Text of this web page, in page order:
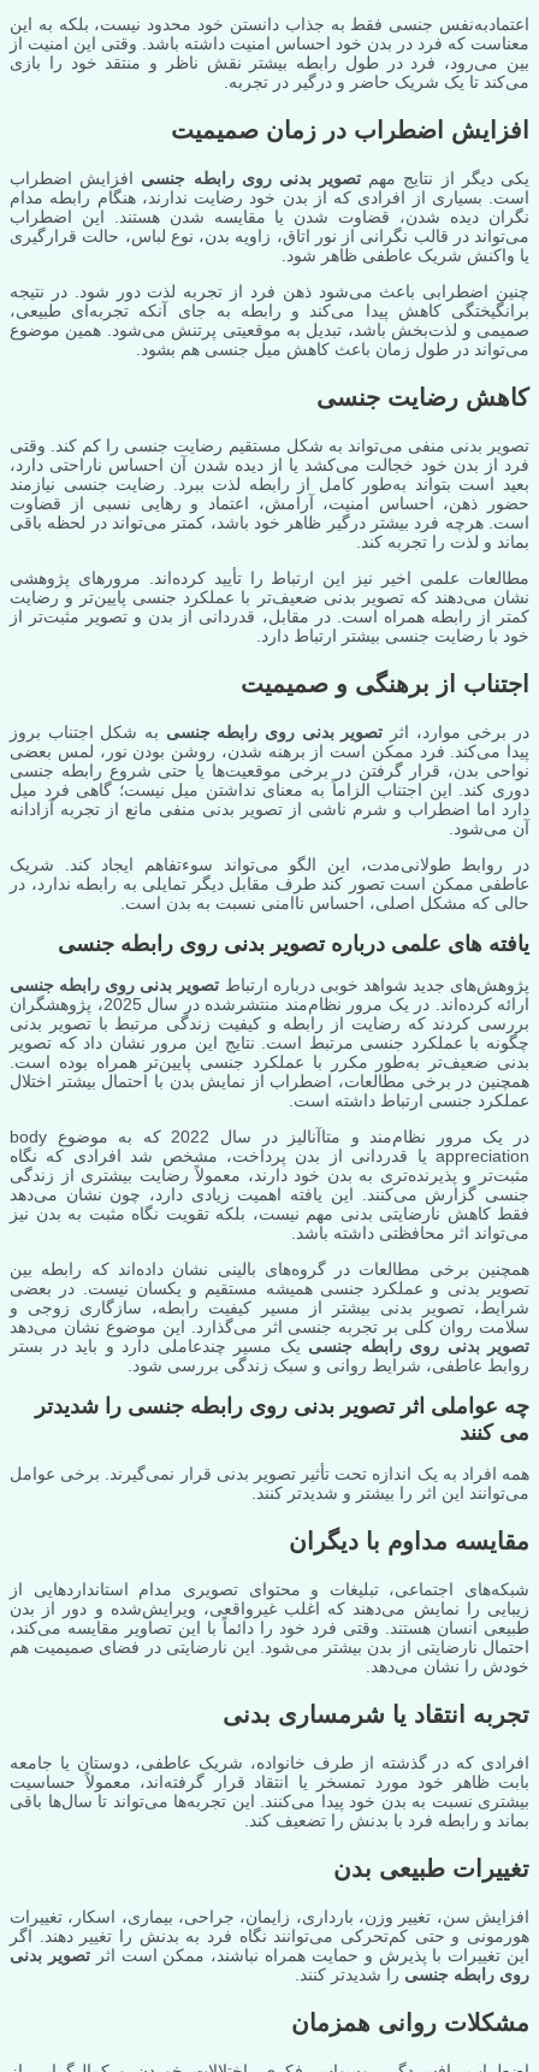
اعتمادبه‌نفس جنسی فقط به جذاب دانستن خود محدود نیست، بلکه به این
معناست که فرد در بدن خود احساس امنیت داشته باشد. وقتی این امنیت از
بین می‌رود، فرد در طول رابطه بیشتر نقش ناظر و منتقد خود را بازی
می‌کند تا یک شریک حاضر و درگیر در تجربه.
افزایش اضطراب در زمان صمیمیت
یکی دیگر از نتایج مهم تصویر بدنی روی رابطه جنسی افزایش اضطراب
است. بسیاری از افرادی که از بدن خود رضایت ندارند، هنگام رابطه مدام
نگران دیده شدن، قضاوت شدن یا مقایسه شدن هستند. این اضطراب
می‌تواند در قالب نگرانی از نور اتاق، زاویه بدن، نوع لباس، حالت قرارگیری
یا واکنش شریک عاطفی ظاهر شود.
چنین اضطرابی باعث می‌شود ذهن فرد از تجربه لذت دور شود. در نتیجه
برانگیختگی کاهش پیدا می‌کند و رابطه به جای آنکه تجربه‌ای طبیعی،
صمیمی و لذت‌بخش باشد، تبدیل به موقعیتی پرتنش می‌شود. همین موضوع
می‌تواند در طول زمان باعث کاهش میل جنسی هم بشود.
کاهش رضایت جنسی
تصویر بدنی منفی می‌تواند به شکل مستقیم رضایت جنسی را کم کند. وقتی
فرد از بدن خود خجالت می‌کشد یا از دیده شدن آن احساس ناراحتی دارد،
بعید است بتواند به‌طور کامل از رابطه لذت ببرد. رضایت جنسی نیازمند
حضور ذهن، احساس امنیت، آرامش، اعتماد و رهایی نسبی از قضاوت
است. هرچه فرد بیشتر درگیر ظاهر خود باشد، کمتر می‌تواند در لحظه باقی
بماند و لذت را تجربه کند.
مطالعات علمی اخیر نیز این ارتباط را تأیید کرده‌اند. مرورهای پژوهشی
نشان می‌دهند که تصویر بدنی ضعیف‌تر با عملکرد جنسی پایین‌تر و رضایت
کمتر از رابطه همراه است. در مقابل، قدردانی از بدن و تصویر مثبت‌تر از
خود با رضایت جنسی بیشتر ارتباط دارد.
اجتناب از برهنگی و صمیمیت
در برخی موارد، اثر تصویر بدنی روی رابطه جنسی به شکل اجتناب بروز
پیدا می‌کند. فرد ممکن است از برهنه شدن، روشن بودن نور، لمس بعضی
نواحی بدن، قرار گرفتن در برخی موقعیت‌ها یا حتی شروع رابطه جنسی
دوری کند. این اجتناب الزاماً به معنای نداشتن میل نیست؛ گاهی فرد میل
دارد اما اضطراب و شرم ناشی از تصویر بدنی منفی مانع از تجربه آزادانه
آن می‌شود.
در روابط طولانی‌مدت، این الگو می‌تواند سوءتفاهم ایجاد کند. شریک
عاطفی ممکن است تصور کند طرف مقابل دیگر تمایلی به رابطه ندارد، در
حالی که مشکل اصلی، احساس ناامنی نسبت به بدن است.
یافته های علمی درباره تصویر بدنی روی رابطه جنسی
پژوهش‌های جدید شواهد خوبی درباره ارتباط تصویر بدنی روی رابطه جنسی
ارائه کرده‌اند. در یک مرور نظام‌مند منتشرشده در سال 2025، پژوهشگران
بررسی کردند که رضایت از رابطه و کیفیت زندگی مرتبط با تصویر بدنی
چگونه با عملکرد جنسی مرتبط است. نتایج این مرور نشان داد که تصویر
بدنی ضعیف‌تر به‌طور مکرر با عملکرد جنسی پایین‌تر همراه بوده است.
همچنین در برخی مطالعات، اضطراب از نمایش بدن با احتمال بیشتر اختلال
عملکرد جنسی ارتباط داشته است.
در یک مرور نظام‌مند و متاآنالیز در سال 2022 که به موضوع body
appreciation یا قدردانی از بدن پرداخت، مشخص شد افرادی که نگاه
مثبت‌تر و پذیرنده‌تری به بدن خود دارند، معمولاً رضایت بیشتری از زندگی
جنسی گزارش می‌کنند. این یافته اهمیت زیادی دارد، چون نشان می‌دهد
فقط کاهش نارضایتی بدنی مهم نیست، بلکه تقویت نگاه مثبت به بدن نیز
می‌تواند اثر محافظتی داشته باشد.
همچنین برخی مطالعات در گروه‌های بالینی نشان داده‌اند که رابطه بین
تصویر بدنی و عملکرد جنسی همیشه مستقیم و یکسان نیست. در بعضی
شرایط، تصویر بدنی بیشتر از مسیر کیفیت رابطه، سازگاری زوجی و
سلامت روان کلی بر تجربه جنسی اثر می‌گذارد. این موضوع نشان می‌دهد
تصویر بدنی روی رابطه جنسی یک مسیر چندعاملی دارد و باید در بستر
روابط عاطفی، شرایط روانی و سبک زندگی بررسی شود.
چه عواملی اثر تصویر بدنی روی رابطه جنسی را شدیدتر
می کنند
همه افراد به یک اندازه تحت تأثیر تصویر بدنی قرار نمی‌گیرند. برخی عوامل
می‌توانند این اثر را بیشتر و شدیدتر کنند.
مقایسه مداوم با دیگران
شبکه‌های اجتماعی، تبلیغات و محتوای تصویری مدام استانداردهایی از
زیبایی را نمایش می‌دهند که اغلب غیرواقعی، ویرایش‌شده و دور از بدن
طبیعی انسان هستند. وقتی فرد خود را دائماً با این تصاویر مقایسه می‌کند،
احتمال نارضایتی از بدن بیشتر می‌شود. این نارضایتی در فضای صمیمیت هم
خودش را نشان می‌دهد.
تجربه انتقاد یا شرمساری بدنی
افرادی که در گذشته از طرف خانواده، شریک عاطفی، دوستان یا جامعه
بابت ظاهر خود مورد تمسخر یا انتقاد قرار گرفته‌اند، معمولاً حساسیت
بیشتری نسبت به بدن خود پیدا می‌کنند. این تجربه‌ها می‌تواند تا سال‌ها باقی
بماند و رابطه فرد با بدنش را تضعیف کند.
تغییرات طبیعی بدن
افزایش سن، تغییر وزن، بارداری، زایمان، جراحی، بیماری، اسکار، تغییرات
هورمونی و حتی کم‌تحرکی می‌توانند نگاه فرد به بدنش را تغییر دهند. اگر
این تغییرات با پذیرش و حمایت همراه نباشند، ممکن است اثرتصویر بدنی
روی رابطه جنسی را شدیدتر کنند.
مشکلات روانی همزمان